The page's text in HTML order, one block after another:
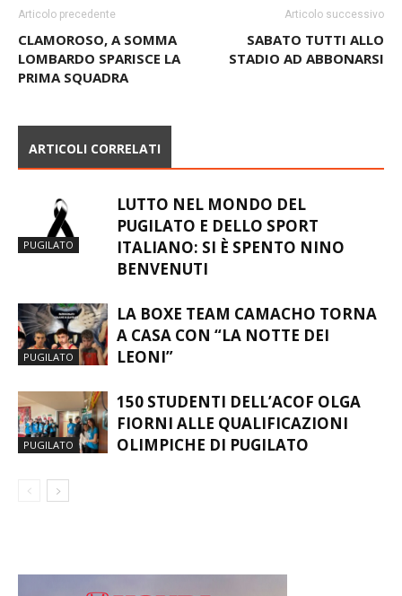
Articolo precedente
CLAMOROSO, A SOMMA
LOMBARDO SPARISCE LA
PRIMA SQUADRA
Articolo successivo
SABATO TUTTI ALLO
STADIO AD ABBONARSI
ARTICOLI CORRELATI
PUGILATO
LUTTO NEL MONDO DEL
PUGILATO E DELLO SPORT
ITALIANO: SI È SPENTO NINO
BENVENUTI
PUGILATO
LA BOXE TEAM CAMACHO TORNA
A CASA CON “LA NOTTE DEI
LEONI”
PUGILATO
150 STUDENTI DELL’ACOF OLGA
FIORNI ALLE QUALIFICAZIONI
OLIMPICHE DI PUGILATO